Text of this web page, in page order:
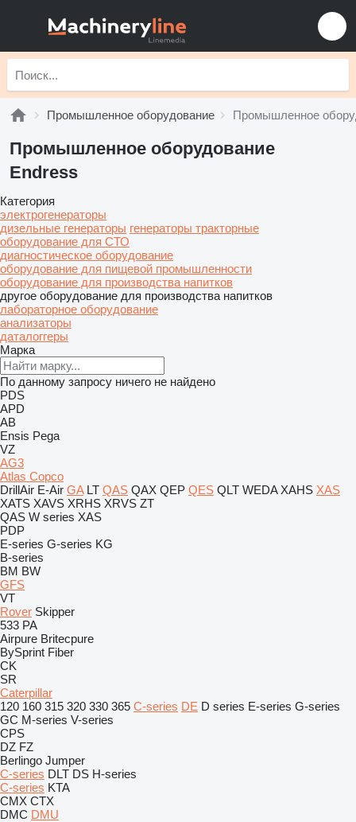
Промышленное оборудование Промышленное
Промышленное оборудование
Endress
Категория
электрогенераторы
дизельные генераторы генераторы тракторные
оборудование для СТО
диагностическое оборудование
оборудование для пищевой промышленности
оборудование для производства напитков
другое оборудование для производства напитков
лабораторное оборудование
анализаторы
даталоггеры
Марка
По данному запросу ничего не найдено
PDS
APD
AB
Ensis Pega
VZ
AG3
Atlas Copco
DrillAir E-Air GA LT QAS QAX QEP QES QLT WEDA XAHS XAS
XATS XAVS XRHS XRVS ZT
QAS W series XAS
PDP
E-series G-series KG
B-series
BM BW
GFS
VT
Rover Skipper
533 PA
Airpure Britecpure
BySprint Fiber
CK
SR
Caterpillar
120 160 315 320 330 365 C-series DE D series E-series G-series
GC M-series V-series
CPS
DZ FZ
Berlingo Jumper
C-series DLT DS H-series
C-series KTA
CMX CTX
DMC DMU